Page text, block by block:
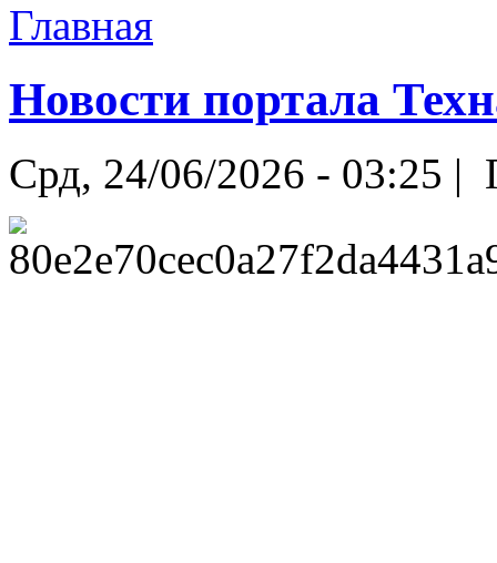
Главная
Новости портала
Срд, 24/06/2026 - 03:25 |